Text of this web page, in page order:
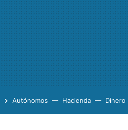
Autónomos Hacienda Dinero